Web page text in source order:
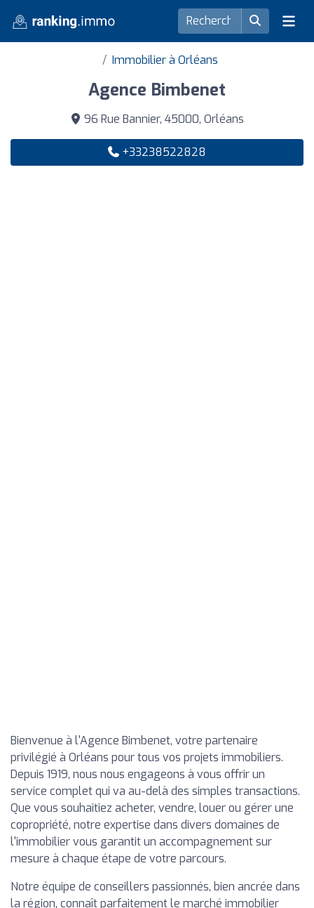
Immobilier à Orléans
Agence Bimbenet
96 Rue Bannier, 45000, Orléans
+33238522828
Bienvenue à l'Agence Bimbenet, votre partenaire
privilégié à Orléans pour tous vos projets immobiliers.
Depuis 1919, nous nous engageons à vous offrir un
service complet qui va au-delà des simples transactions.
Que vous souhaitiez acheter, vendre, louer ou gérer une
copropriété, notre expertise dans divers domaines de
l'immobilier vous garantit un accompagnement sur
mesure à chaque étape de votre parcours.
Notre équipe de conseillers passionnés, bien ancrée dans
la région, connaît parfaitement le marché immobilier